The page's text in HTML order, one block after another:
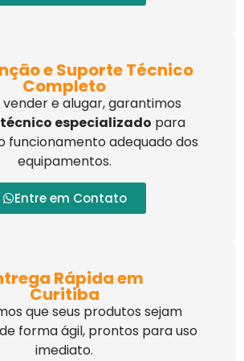
e Suporte Técnico
Completo
e alugar, garantimos
especializado para
funcionamento adequado dos
equipamentos.
Entre em Contato
Rápida em
Curitiba
que seus produtos sejam
forma ágil, prontos para uso
imediato.